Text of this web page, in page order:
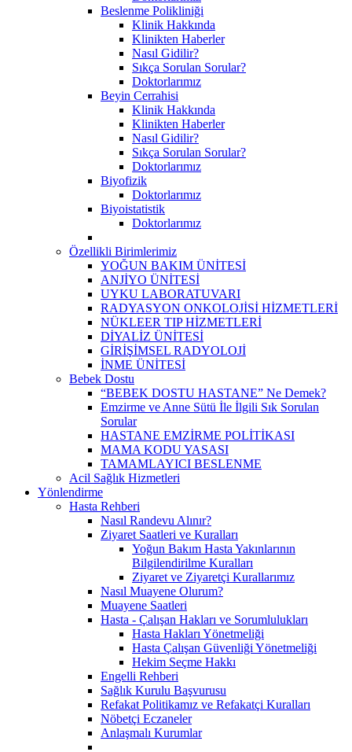
Beslenme Polikliniği
Klinik Hakkında
Klinikten Haberler
Nasıl Gidilir?
Sıkça Sorulan Sorular?
Doktorlarımız
Beyin Cerrahisi
Klinik Hakkında
Klinikten Haberler
Nasıl Gidilir?
Sıkça Sorulan Sorular?
Doktorlarımız
Biyofizik
Doktorlarımız
Biyoistatistik
Doktorlarımız
Özellikli Birimlerimiz
YOĞUN BAKIM ÜNİTESİ
ANJİYO ÜNİTESİ
UYKU LABORATUVARI
RADYASYON ONKOLOJİSİ HİZMETLERİ
NÜKLEER TIP HİZMETLERİ
DİYALİZ ÜNİTESİ
GİRİŞİMSEL RADYOLOJİ
İNME ÜNİTESİ
Bebek Dostu
“BEBEK DOSTU HASTANE” Ne Demek?
Emzirme ve Anne Sütü İle İlgili Sık Sorulan
Sorular
HASTANE EMZİRME POLİTİKASI
MAMA KODU YASASI
TAMAMLAYICI BESLENME
Acil Sağlık Hizmetleri
Yönlendirme
Hasta Rehberi
Nasıl Randevu Alınır?
Ziyaret Saatleri ve Kuralları
Yoğun Bakım Hasta Yakınlarının
Bilgilendirilme Kuralları
Ziyaret ve Ziyaretçi Kurallarımız
Nasıl Muayene Olurum?
Muayene Saatleri
Hasta - Çalışan Hakları ve Sorumlulukları
Hasta Hakları Yönetmeliği
Hasta Çalışan Güvenliği Yönetmeliği
Hekim Seçme Hakkı
Engelli Rehberi
Sağlık Kurulu Başvurusu
Refakat Politikamız ve Refakatçi Kuralları
Nöbetçi Eczaneler
Anlaşmalı Kurumlar